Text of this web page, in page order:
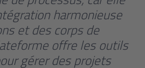
harmonieuse
et des corps de
offre les outils
gérer des projets